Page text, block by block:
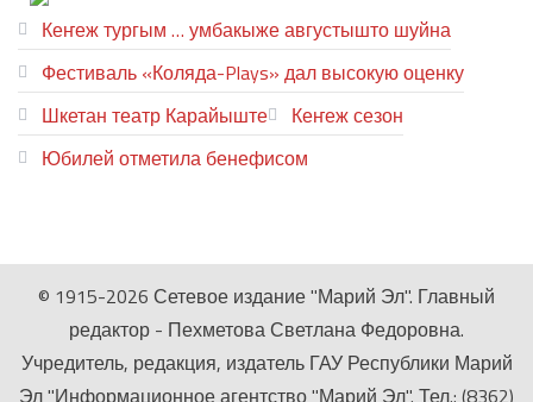
Кеҥеж тургым … умбакыже августышто шуйна
Фестиваль «Коляда-Plays» дал высокую оценку
Шкетан театр Карайыште
Кеҥеж сезон
Юбилей отметила бенефисом
© 1915-2026 Сетевое издание "Марий Эл". Главный
редактор - Пехметова Светлана Федоровна.
Учредитель, редакция, издатель ГАУ Республики Марий
Эл "Информационное агентство "Марий Эл". Тел.: (8362)